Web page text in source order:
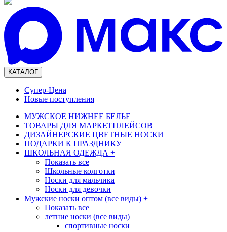
КАТАЛОГ
Супер-Цена
Новые поступления
МУЖСКОЕ НИЖНЕЕ БЕЛЬЕ
ТОВАРЫ ДЛЯ МАРКЕТПЛЕЙСОВ
ДИЗАЙНЕРСКИЕ ЦВЕТНЫЕ НОСКИ
ПОДАРКИ К ПРАЗДНИКУ
ШКОЛЬНАЯ ОДЕЖДА +
Показать все
Школьные колготки
Носки для мальчика
Носки для девочки
Мужские носки оптом (все виды) +
Показать все
летние носки (все виды)
спортивные носки